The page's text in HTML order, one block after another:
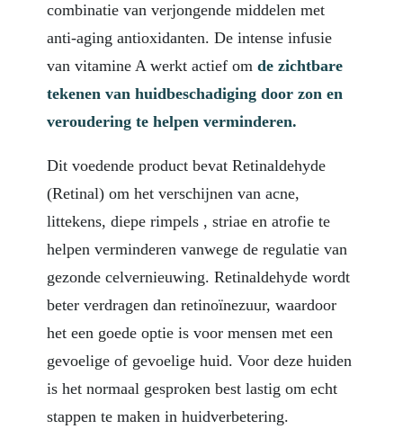
combinatie van verjongende middelen met
anti-aging antioxidanten. De intense infusie
van vitamine A werkt actief om de zichtbare
tekenen van huidbeschadiging door zon en
veroudering te helpen verminderen.
Dit voedende product bevat Retinaldehyde
(Retinal) om het verschijnen van acne,
littekens, diepe rimpels , striae en atrofie te
helpen verminderen vanwege de regulatie van
gezonde celvernieuwing. Retinaldehyde wordt
beter verdragen dan retinoïnezuur, waardoor
het een goede optie is voor mensen met een
gevoelige of gevoelige huid. Voor deze huiden
is het normaal gesproken best lastig om echt
stappen te maken in huidverbetering.